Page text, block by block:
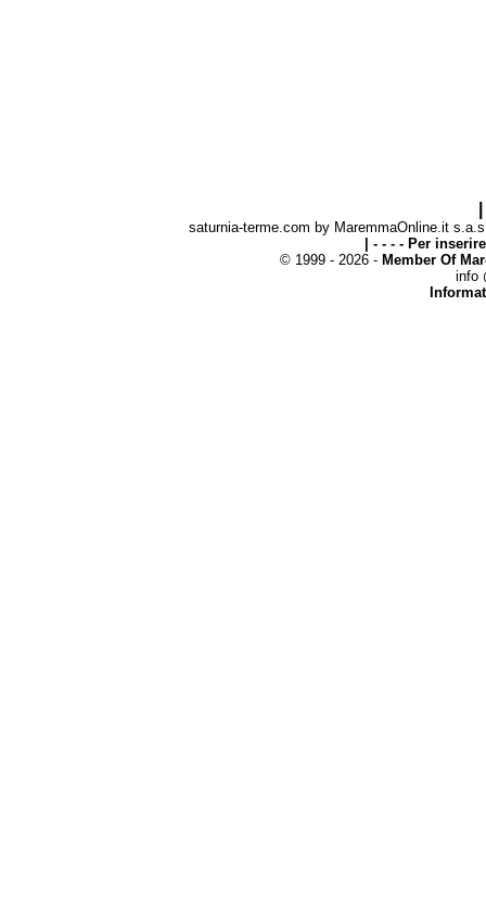
saturnia-terme.com by MaremmaOnline.it
| - - - - Per
© 1999 - 2026 - Member Of
info